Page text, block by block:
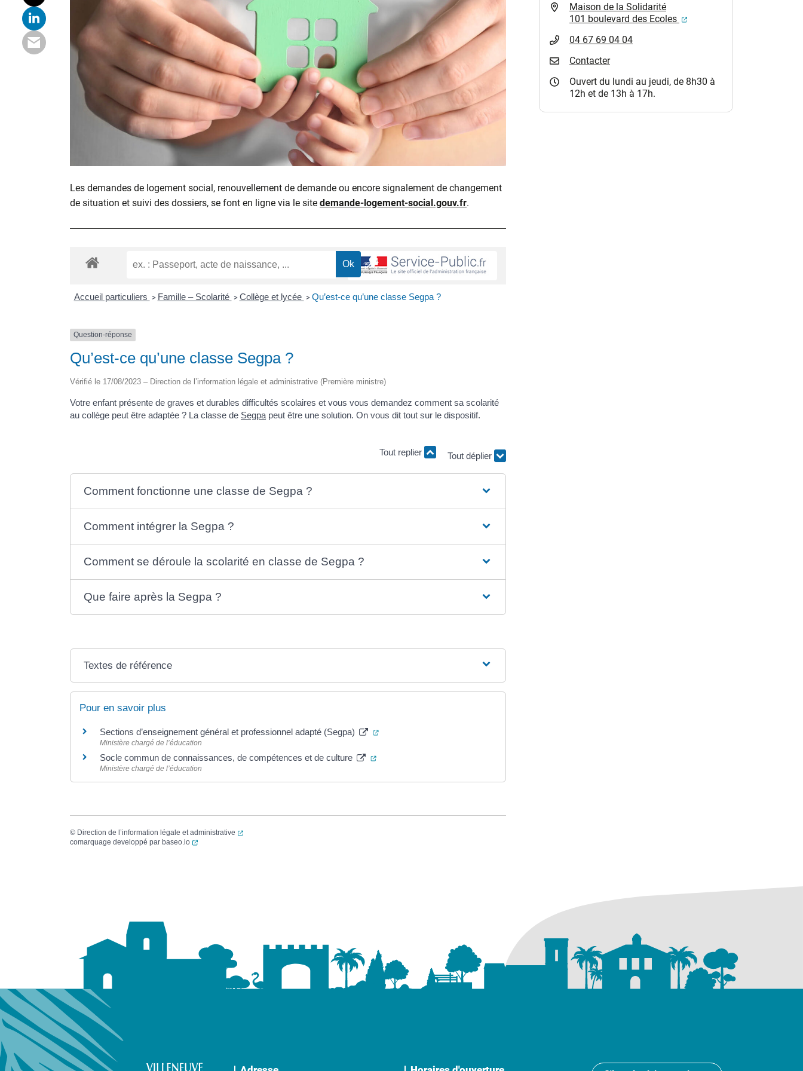
Les demandes de logement social, renouvellement de demande ou encore signalement de changement
de situation et suivi des dossiers, se font en ligne via le site demande-logement-social.gouv.fr.
Accueil particuliers > Famille – Scolarité > Collège et lycée > Qu’est-ce qu’une classe Segpa ?
Question-réponse
Qu’est-ce qu’une classe Segpa ?
Vérifié le 17/08/2023 – Direction de l’information légale et administrative (Première ministre)
Votre enfant présente de graves et durables difficultés scolaires et vous vous demandez comment sa scolarité
au collège peut être adaptée ? La classe de Segpa peut être une solution. On vous dit tout sur le dispositif.
Tout replier
Tout déplier
Comment fonctionne une classe de Segpa ?
Comment intégrer la Segpa ?
Comment se déroule la scolarité en classe de Segpa ?
Que faire après la Segpa ?
Textes de référence
Pour en savoir plus
Sections d’enseignement général et professionnel adapté (Segpa) (ouverture dans un nouvel onglet)
Ministère chargé de l’éducation
Socle commun de connaissances, de compétences et de culture (ouverture dans un nouvel onglet)
Ministère chargé de l’éducation
© Direction de l’information légale et administrative
(ouverture dans un nouvel onglet)
comarquage developpé par baseo.io (ouverture dans un nouvel onglet)
Maison de la Solidarité
101 boulevard des Ecoles
(ouverture dans un nouvel
04 67 69 04 04
Contacter
Ouvert du lundi au jeudi, de 8h30 à
12h et de 13h à 17h.